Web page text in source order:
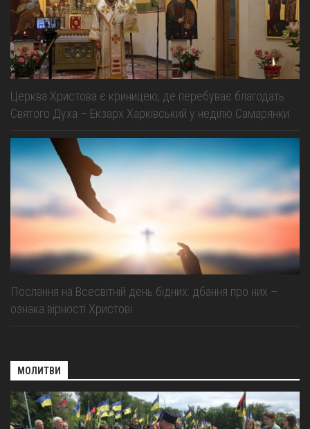
Церква Христова є криницею, де перебуває благодать
Святого Духа – Екзарх Харківський у неділю Самарянки
Послання на Всесвітній день бідних: дбання про них –
ознака вірності Христові
МОЛИТВИ